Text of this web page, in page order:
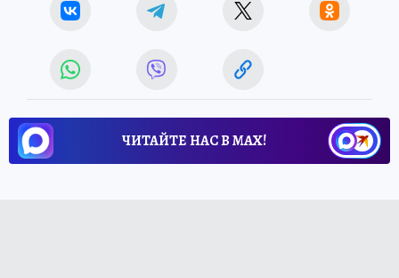
ЧИТАЙТЕ НАС В МАХ!